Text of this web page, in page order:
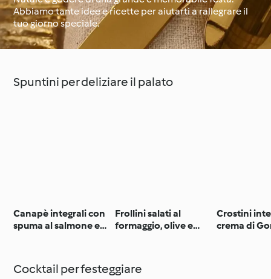
Il giro del mondo con
Cookidoo®
Impara con
Cookidoo®
Abbiamo tante idee e ricette per aiutarti a rallegrare il
tuo giorno speciale.
Spuntini per deliziare il palato
Canapè integrali con
spuma al salmone e
Frollini salati al
formaggio, olive e
Crostini
crema di
Cocktail per festeggiare